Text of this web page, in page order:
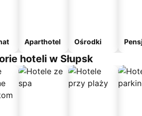
Aparthotel Ośrodki
hoteli w Słupsk